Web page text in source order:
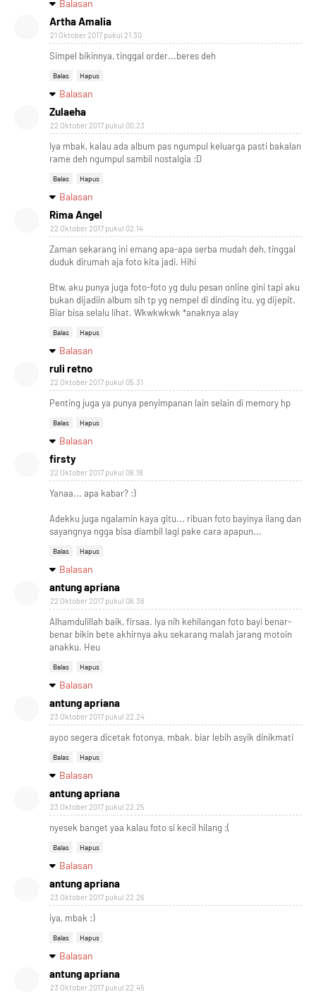
Balasan
Artha Amalia
21 Oktober 2017 pukul 21.30
Simpel bikinnya, tinggal order...beres deh
Balas Hapus
Balasan
Zulaeha
22 Oktober 2017 pukul 00.23
Iya mbak, kalau ada album pas ngumpul keluarga pasti bakalan
rame deh ngumpul sambil nostalgia :D
Balas Hapus
Balasan
Rima Angel
22 Oktober 2017 pukul 02.14
Zaman sekarang ini emang apa-apa serba mudah deh, tinggal
duduk dirumah aja foto kita jadi. Hihi
Btw, aku punya juga foto-foto yg dulu pesan online gini tapi aku
bukan dijadiin album sih tp yg nempel di dinding itu, yg dijepit.
Biar bisa selalu lihat. Wkwkwkwk *anaknya alay
Balas Hapus
Balasan
ruli retno
22 Oktober 2017 pukul 05.31
Penting juga ya punya penyimpanan lain selain di memory hp
Balas Hapus
Balasan
firsty
22 Oktober 2017 pukul 06.18
Yanaa... apa kabar? :)
Adekku juga ngalamin kaya gitu... ribuan foto bayinya ilang dan
sayangnya ngga bisa diambil lagi pake cara apapun...
Balas Hapus
Balasan
antung apriana
22 Oktober 2017 pukul 06.36
Alhamdulillah baik, firsaa. Iya nih kehilangan foto bayi benar-
benar bikin bete akhirnya aku sekarang malah jarang motoin
anakku. Heu
Balas Hapus
Balasan
antung apriana
23 Oktober 2017 pukul 22.24
ayoo segera dicetak fotonya, mbak. biar lebih asyik dinikmati
Balas Hapus
Balasan
antung apriana
23 Oktober 2017 pukul 22.25
nyesek banget yaa kalau foto si kecil hilang :(
Balas Hapus
Balasan
antung apriana
23 Oktober 2017 pukul 22.26
iya, mbak :)
Balas Hapus
Balasan
antung apriana
23 Oktober 2017 pukul 22.45